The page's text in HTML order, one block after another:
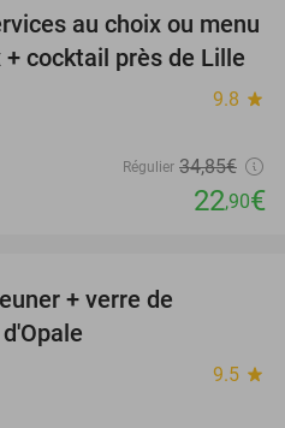
34%
au choix ou menu
cocktail près de Lille
9.8 star
Régulier 34,85€
22,90€
+ verre de
9.5 star